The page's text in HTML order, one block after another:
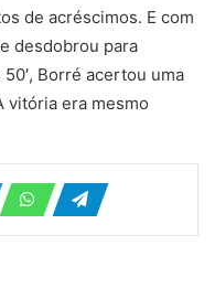
de acréscimos. E com
desdobrou para
Borré acertou uma
vitória era mesmo